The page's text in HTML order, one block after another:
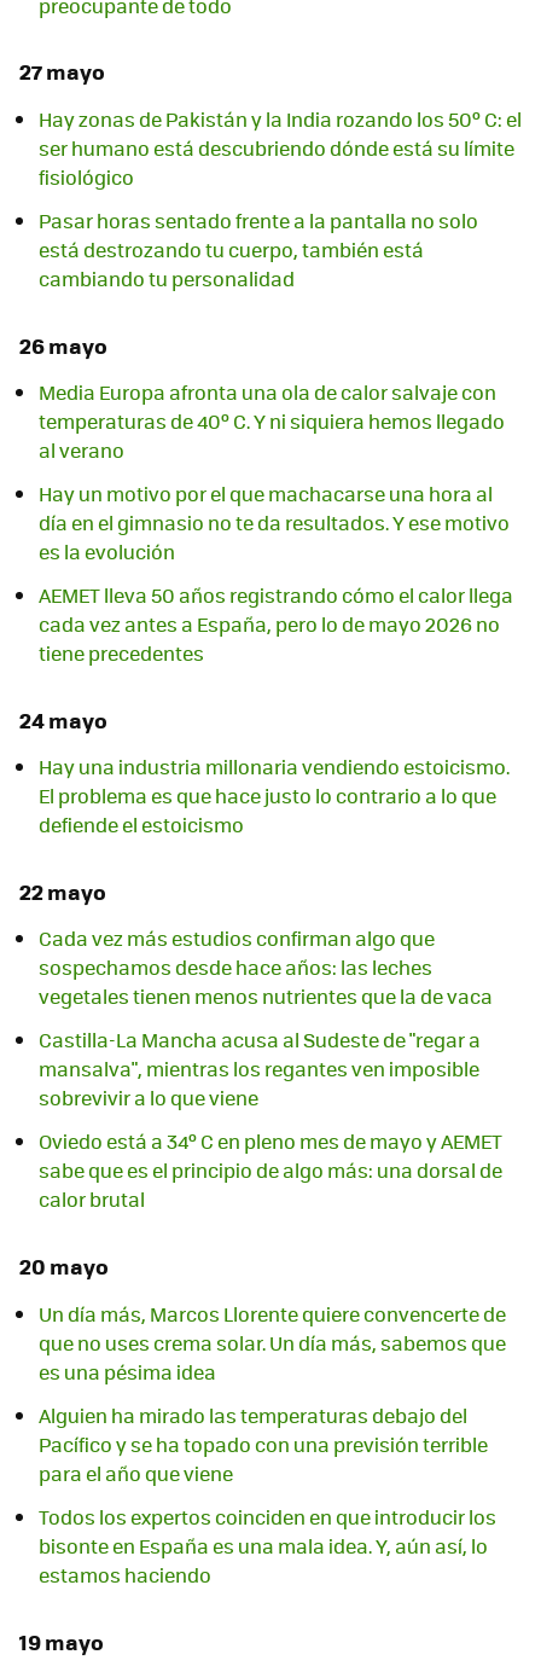
27 mayo
Hay zonas de Pakistán y la India rozando los 50º C: el
ser humano está descubriendo dónde está su límite
fisiológico
Pasar horas sentado frente a la pantalla no solo
está destrozando tu cuerpo, también está
cambiando tu personalidad
26 mayo
Media Europa afronta una ola de calor salvaje con
temperaturas de 40º C. Y ni siquiera hemos llegado
al verano
Hay un motivo por el que machacarse una hora al
día en el gimnasio no te da resultados. Y ese motivo
es la evolución
AEMET lleva 50 años registrando cómo el calor llega
cada vez antes a España, pero lo de mayo 2026 no
tiene precedentes
24 mayo
Hay una industria millonaria vendiendo estoicismo.
El problema es que hace justo lo contrario a lo que
defiende el estoicismo
22 mayo
Cada vez más estudios confirman algo que
sospechamos desde hace años: las leches
vegetales tienen menos nutrientes que la de vaca
Castilla-La Mancha acusa al Sudeste de "regar a
mansalva", mientras los regantes ven imposible
sobrevivir a lo que viene
Oviedo está a 34º C en pleno mes de mayo y AEMET
sabe que es el principio de algo más: una dorsal de
calor brutal
20 mayo
Un día más, Marcos Llorente quiere convencerte de
que no uses crema solar. Un día más, sabemos que
es una pésima idea
Alguien ha mirado las temperaturas debajo del
Pacífico y se ha topado con una previsión terrible
para el año que viene
Todos los expertos coinciden en que introducir los
bisonte en España es una mala idea. Y, aún así, lo
estamos haciendo
19 mayo